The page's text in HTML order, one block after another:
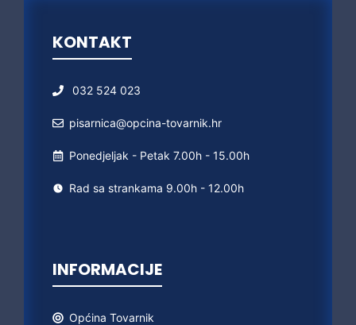
KONTAKT
032 524 023
pisarnica@opcina-tovarnik.hr
Ponedjeljak - Petak 7.00h - 15.00h
Rad sa strankama 9.00h - 12.00h
INFORMACIJE
Općina Tovarnik